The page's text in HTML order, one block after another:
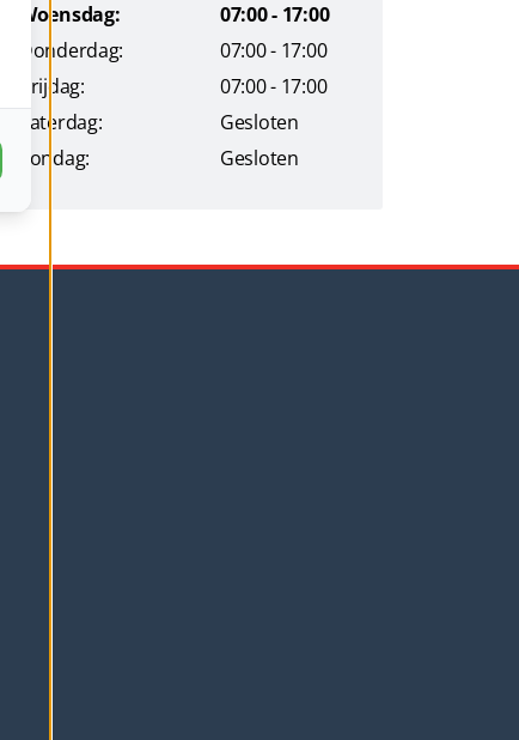
Woensdag:
07:00 - 17:00
Donderdag:
07:00 - 17:00
Vrijdag:
07:00 - 17:00
Zaterdag:
Gesloten
Zondag:
Gesloten